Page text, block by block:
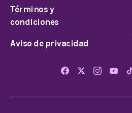
Términos y
condiciones
Aviso de privacidad